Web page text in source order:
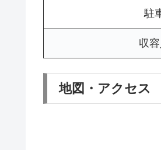
駐
収
地図・アクセス